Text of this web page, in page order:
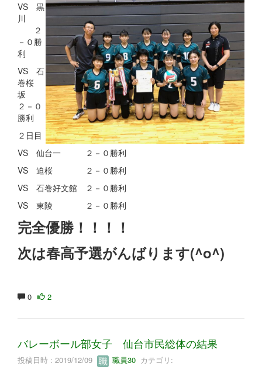
VS 黒
川
２
－０勝
利
VS 石
巻桜
坂
２－０
勝利
２日目
VS 仙台一 ２－０勝利
VS 迫桜 ２－０勝利
VS 石巻好文館 ２－０勝利
VS 東陵 ２－０勝利
完全優勝！！！！
次は春高予選がんばります(^o^)
0 2
バレーボール部女子 仙台市民総体の結果
投稿日時 : 2019/12/09 職員30 カテゴリ: